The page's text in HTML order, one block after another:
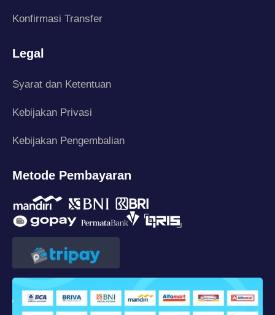
Konfirmasi Transfer
Legal
Syarat dan Ketentuan
Kebijakan Privasi
Kebijakan Pengembalian
Metode Pembayaran